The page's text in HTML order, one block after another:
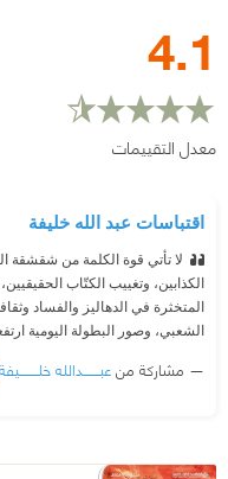
4.1
معدل التقييمات
اقتباسات عبد الله خليفة
لا تأتي قوة الكلمة من شقشقة
الكذابين، وتغييب الكتّاب
المتخثرة في الدهاليز والفساد
الشعبي، وصور البطولة اليومية
مشاركة منعبـــــــدالله خلــــــــيفة